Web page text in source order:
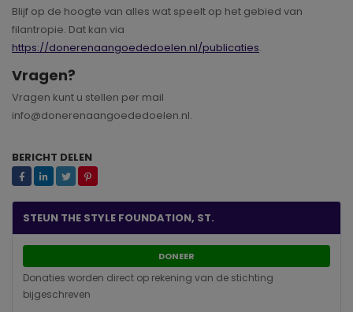
Blijf op de hoogte van alles wat speelt op het gebied van
filantropie. Dat kan via
https://donerenaangoededoelen.nl/publicaties.
Vragen?
Vragen kunt u stellen per mail
info@donerenaangoededoelen.nl.
BERICHT DELEN
STEUN THE STYLE FOUNDATION, ST.
DONEER
Donaties worden direct op rekening van de stichting
bijgeschreven